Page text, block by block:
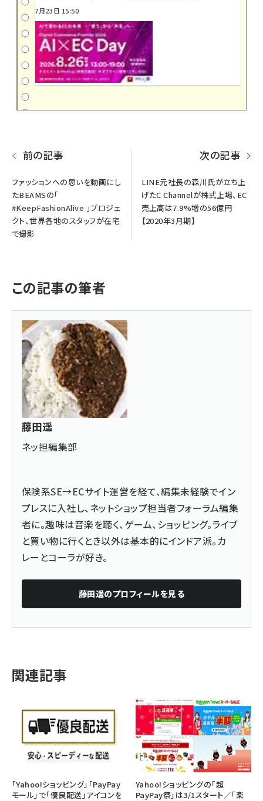
7月23日 15:50
前の記事
ファッションへの思いを動画にし
たBEAMSの「
#KeepFashionAlive 」プロジェ
クト、世界各地のスタッフが在宅
で撮影
次の記事
LINE元社長の森川氏が立ち上
げたC Channelが株式上場、EC
売上高は7.9%増の56億円
【2020年3月期】
この記事の筆者
藤田遥
ネッ担編集部
保険系SE→ECサイト運営を経て、編集未経験でイン
プレスに入社し、ネットショップ担当者フォーラム編集
者に。趣味は音楽を聴く、ゲーム、ショッピング。ライブ
と買い物に行くとき以外は基本的にインドア派。カ
レーとコーラが好き。
藤田遥のプロフィールを見る
関連記事
「Yahoo!ショッピング」「PayPay
モール」で「優良配送」アイコンを
Yahoo!ショッピングの「超
PayPay祭」は3/1スタート／「楽